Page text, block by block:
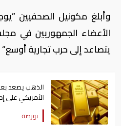
وأبلغ مكونيل الصحفيين
الأعضاء الجمهوريين في
يتصاعد إلى حرب تجارية أوسع“
الذهب يصعد
الأمريكي على
بورصة